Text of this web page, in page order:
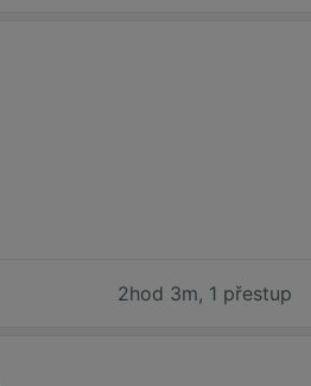
2hod 3m, 1 přestup